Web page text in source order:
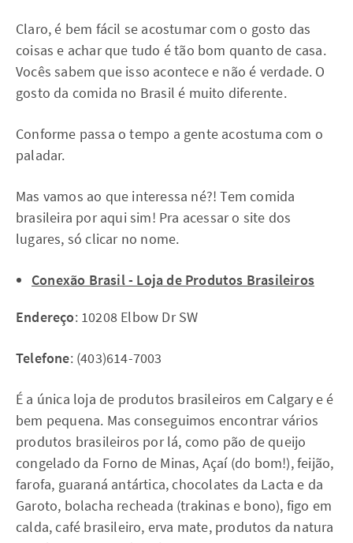
Claro, é bem fácil se acostumar com o gosto das
coisas e achar que tudo é tão bom quanto de casa.
Vocês sabem que isso acontece e não é verdade. O
gosto da comida no Brasil é muito diferente.
Conforme passa o tempo a gente acostuma com o
paladar.
Mas vamos ao que interessa né?! Tem comida
brasileira por aqui sim! Pra acessar o site dos
lugares, só clicar no nome.
Conexão Brasil - Loja de Produtos Brasileiros
Endereço: 10208 Elbow Dr SW
Telefone: (403)614-7003
É a única loja de produtos brasileiros em Calgary e é
bem pequena. Mas conseguimos encontrar vários
produtos brasileiros por lá, como pão de queijo
congelado da Forno de Minas, Açaí (do bom!), feijão,
farofa, guaraná antártica, chocolates da Lacta e da
Garoto, bolacha recheada (trakinas e bono), figo em
calda, café brasileiro, erva mate, produtos da natura